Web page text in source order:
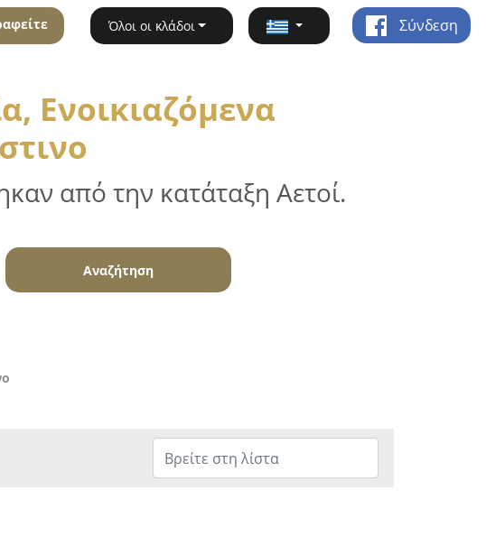
Όλοι οι κλάδοι Σύνδεση
Ενοικιαζόμενα
από την κατάταξη Αετοί.
Αναζήτηση